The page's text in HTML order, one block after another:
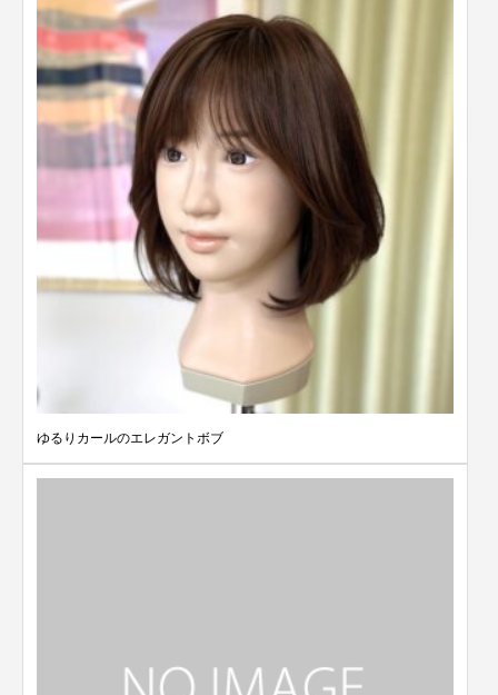
ゆるりカールのエレガントボブ